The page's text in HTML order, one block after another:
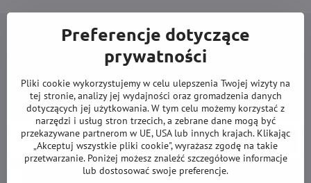
Newsletter
Zapisz się do naszego newslettera:
Subskrybuj
Chcę zapisać się do newslettera przez e-mail
Preferencje dotyczące
prywatności
Pliki cookie wykorzystujemy w celu ulepszenia Twojej wizyty na
tej stronie, analizy jej wydajności oraz gromadzenia danych
dotyczących jej użytkowania. W tym celu możemy korzystać z
narzędzi i usług stron trzecich, a zebrane dane mogą być
przekazywane partnerom w UE, USA lub innych krajach. Klikając
„Akceptuj wszystkie pliki cookie", wyrażasz zgodę na takie
przetwarzanie. Poniżej możesz znaleźć szczegółowe informacje
lub dostosować swoje preferencje.